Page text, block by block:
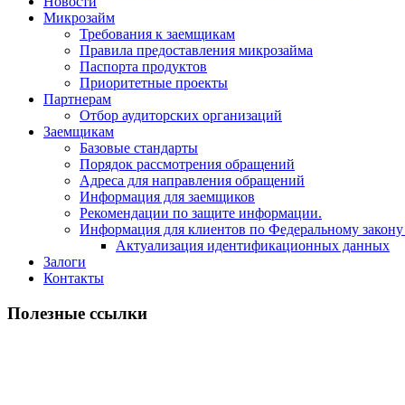
Микрозайм
Требования к заемщикам
Правила предоставления микрозайма
Паспорта продуктов
Приоритетные проекты
Партнерам
Отбор аудиторских организаций
Заемщикам
Базовые стандарты
Порядок рассмотрения обращений
Адреса для направления обращений
Информация для заемщиков
Рекомендации по защите информации.
Информация для клиентов по Федеральному
Актуализация идентификационных данных
Залоги
Контакты
Полезные ссылки